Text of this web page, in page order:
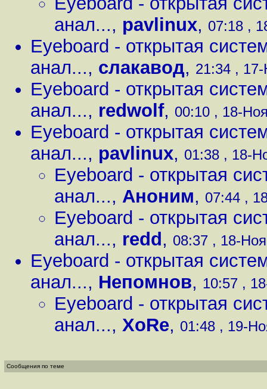
анал..., pavlinux, 07:18 ,
Eyeboard - открытая
анал..., слакавод, 21:34 ,
Eyeboard - открытая
анал..., redwolf, 00:10 , 18-
Eyeboard - открытая
анал..., pavlinux, 01:38 , 18-
Eyeboard - открытая
анал..., Аноним, 07:44 ,
Eyeboard - открытая
анал..., redd , 08:37 , 18-
Eyeboard - открытая
анал..., Непомнов, 10:57 ,
Eyeboard - открытая
анал..., XoRe, 01:48 , 19-
Сообщения по теме